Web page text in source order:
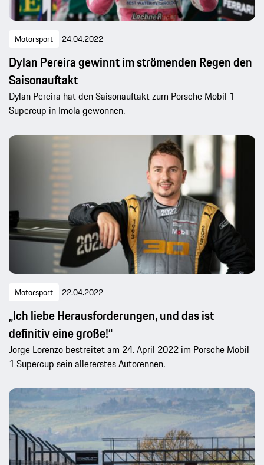
Motorsport 24.04.2022
Dylan Pereira gewinnt im strömenden Regen den
Saisonauftakt
Dylan Pereira hat den Saisonauftakt zum Porsche Mobil 1
Supercup in Imola gewonnen.
Motorsport 22.04.2022
„Ich liebe Herausforderungen, und das ist
definitiv eine große!“
Jorge Lorenzo bestreitet am 24. April 2022 im Porsche Mobil
1 Supercup sein allererstes Autorennen.